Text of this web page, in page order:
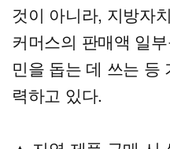
것이 아니라, 지방자
커머스의 판매액 일
민을 돕는 데 쓰는 등
력하고 있다.